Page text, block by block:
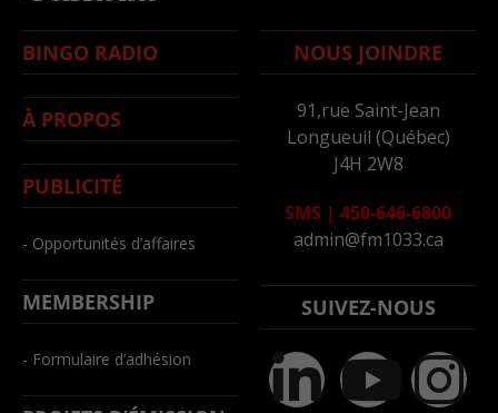
BINGO RADIO
À PROPOS
PUBLICITÉ
- Opportunités d’affaires
MEMBERSHIP
- Formulaire d’adhésion
NOUS JOINDRE
91,rue Saint-Jean
Longueuil (Québec)
J4H 2W8
SMS | 450-646-6800
admin@fm1033.ca
SUIVEZ-NOUS